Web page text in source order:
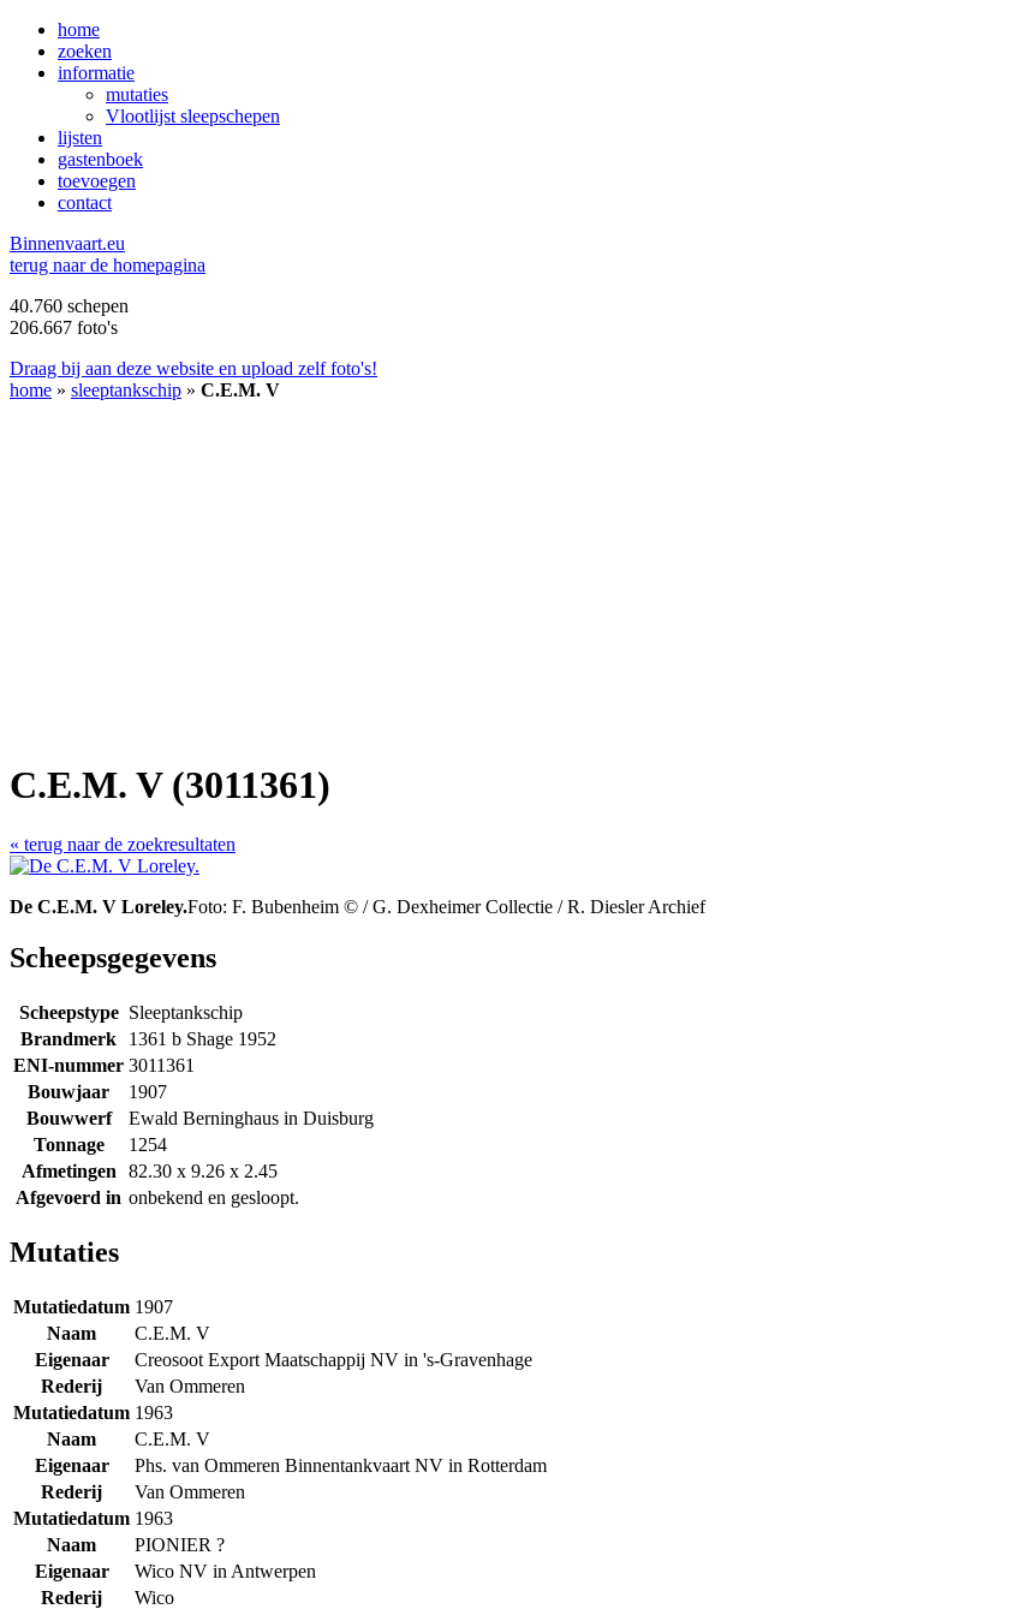
home
zoeken
informatie
mutaties
Vlootlijst sleepschepen
lijsten
gastenboek
toevoegen
contact
Binnenvaart.eu
terug naar de homepagina
40.760 schepen
206.667 foto's
Draag bij aan deze website en upload zelf foto's!
home » sleeptankschip » C.E.M. V
C.E.M. V (3011361)
« terug naar de zoekresultaten
De C.E.M. V Loreley.Foto: F. Bubenheim © / G. Dexheimer Collectie / R. Diesler Archief
Scheepsgegevens
Scheepstype Sleeptankschip
Brandmerk
1361 b Shage 1952
ENI-nummer 3011361
Bouwjaar
1907
Bouwwerf
Ewald Berninghaus in Duisburg
Tonnage
1254
Afmetingen
82.30 x 9.26 x 2.45
Afgevoerd in onbekend en gesloopt.
Mutaties
Mutatiedatum 1907
Naam
C.E.M. V
Eigenaar
Creosoot Export Maatschappij NV in 's-Gravenhage
Rederij
Van Ommeren
Mutatiedatum 1963
Naam
C.E.M. V
Eigenaar
Phs. van Ommeren Binnentankvaart NV in Rotterdam
Rederij
Van Ommeren
Mutatiedatum 1963
Naam
PIONIER ?
Eigenaar
Wico NV in Antwerpen
Rederij
Wico